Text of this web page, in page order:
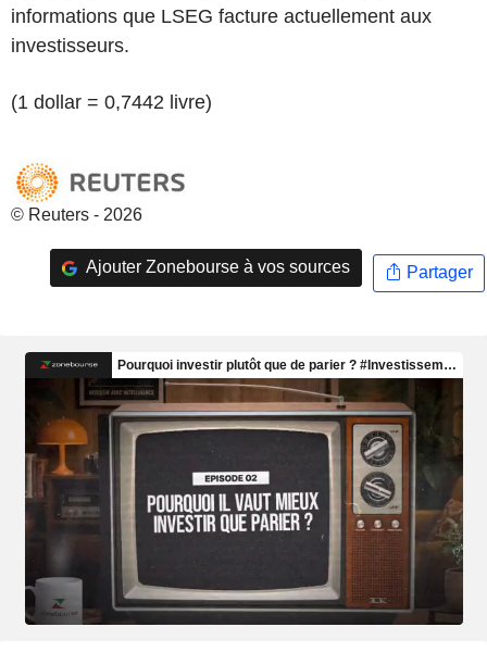
informations que LSEG facture actuellement aux
investisseurs.
(1 dollar = 0,7442 livre)
© Reuters - 2026
Ajouter Zonebourse à vos sources Partager